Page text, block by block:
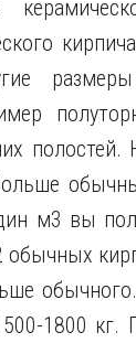
размеры
м3 вы
1800 кг.